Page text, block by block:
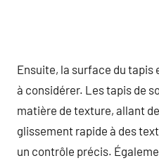
Ensuite, la surface du
à considérer. Les tapis de
matière de texture, allant
glissement rapide à des
un contrôle précis.